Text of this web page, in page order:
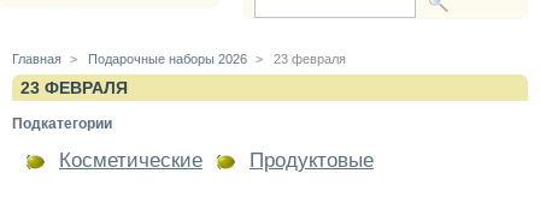
Главная > Подарочные наборы 2026 > 23 февраля
23 ФЕВРАЛЯ
Подкатегории
Косметические Продуктовые